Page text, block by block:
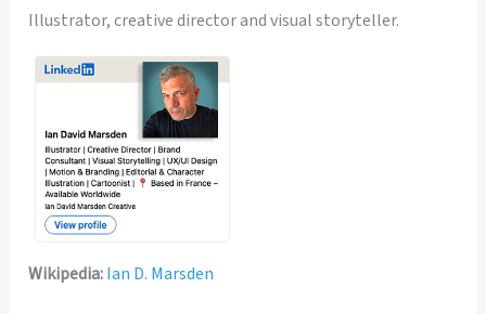
Illustrator, creative director and visual storyteller.
Wikipedia:Ian D. Marsden